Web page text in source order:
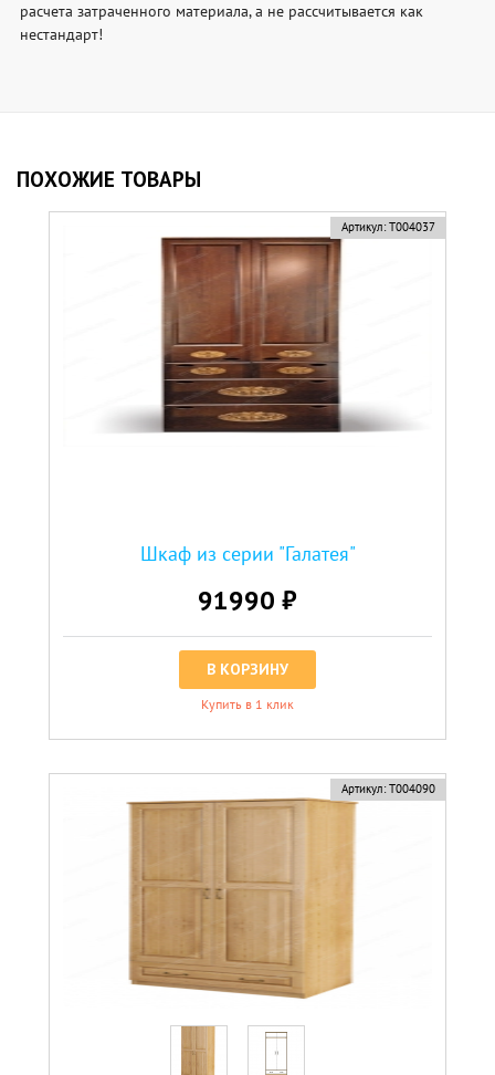
расчета затраченного материала, а не рассчитывается как
нестандарт!
ПОХОЖИЕ ТОВАРЫ
Артикул: Т004037
Шкаф из серии "Галатея"
91990 ₽
В КОРЗИНУ
Купить в 1 клик
Артикул: Т004090